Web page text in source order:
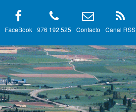
Canal RSS
Contacto
976 192 525
FaceBook